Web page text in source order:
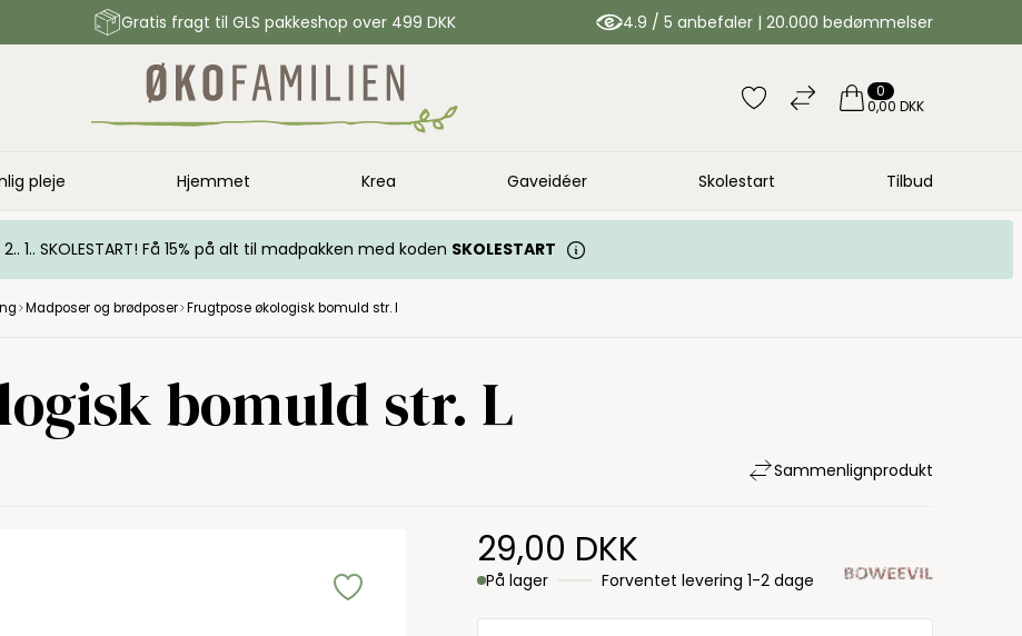
Gratis fragt til GLS pakkeshop over 499 DKK 4.9 / 5 anbefaler | 20.000 bedømmelser
0
0,00 DKK
pleje Hjemmet Krea Gaveidéer Skolestart Tilbud
2.. 1.. SKOLESTART! Få 15% på alt til madpakken med koden SKOLESTART
Madposer og brødposer Frugtpose økologisk bomuld str. l
bomuld str. L
Sammenlignprodukt
29,00 DKK
På lager Forventet levering 1-2 dage